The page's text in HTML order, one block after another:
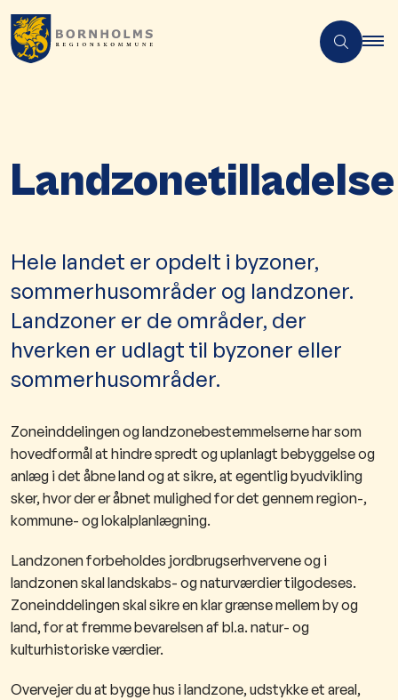
Landzonetilladelse
Hele landet er opdelt i byzoner,
sommerhusområder og landzoner.
Landzoner er de områder, der
hverken er udlagt til byzoner eller
sommerhusområder.
Zoneinddelingen og landzonebestemmelserne har som
hovedformål at hindre spredt og uplanlagt bebyggelse og
anlæg i det åbne land og at sikre, at egentlig byudvikling
sker, hvor der er åbnet mulighed for det gennem region-,
kommune- og lokalplanlægning.
Landzonen forbeholdes jordbrugserhvervene og i
landzonen skal landskabs- og naturværdier tilgodeses.
Zoneinddelingen skal sikre en klar grænse mellem by og
land, for at fremme bevarelsen af bl.a. natur- og
kulturhistoriske værdier.
Overvejer du at bygge hus i landzone, udstykke et areal,